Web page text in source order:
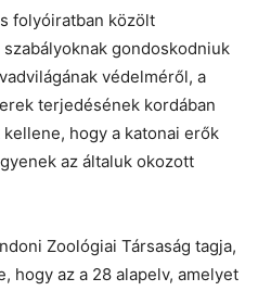
folyóiratban közölt
gondoskodniuk
védelméről, a
terjedésének kordában
hogy a katonai erők
az általuk okozott
Zoológiai Társaság tagja,
hogy az a 28 alapelv, amelyet